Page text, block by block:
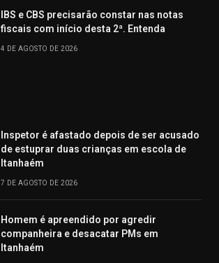
IBS e CBS precisarão constar nas notas
fiscais com início desta 2ª. Entenda
4 DE AGOSTO DE 2026
Inspetor é afastado depois de ser acusado
de estuprar duas crianças em escola de
Itanhaém
7 DE AGOSTO DE 2026
Homem é apreendido por agredir
companheira e desacatar PMs em
Itanhaém